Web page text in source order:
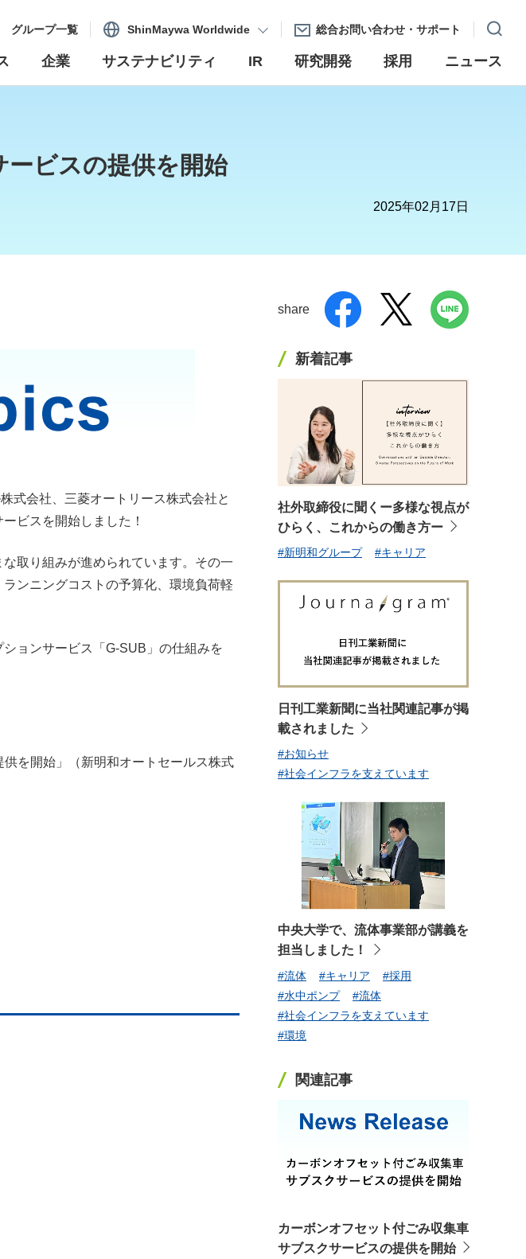
企業 サステナビリティ IR 研究開発 採用 ニュース
グループ一覧 ShinMaywa Worldwide 総合お問い合わせ・サポート
ビスの提供を開始
2025年02月17日
share
式会社、三菱オートリース株式会社と
ビスを開始しました！
取り組みが進められています。その一
ンニングコストの予算化、環境負荷軽
ョンサービス「G-SUB」の仕組みを
を開始」（新明和オートセールス株式
新着記事
社外取締役に聞くー多様な視点が
ひらく、これからの働き方ー
#新明和グループ #キャリア
日刊工業新聞に当社関連記事が掲
載されました
#お知らせ
#社会インフラを支えています
中央大学で、流体事業部が講義を
担当しました！
#流体 #キャリア
#採用
#水中ポンプ
#流体
#社会インフラを支えています
#環境
関連記事
カーボンオフセット付ごみ収集車
サブスクサービスの提供を開始